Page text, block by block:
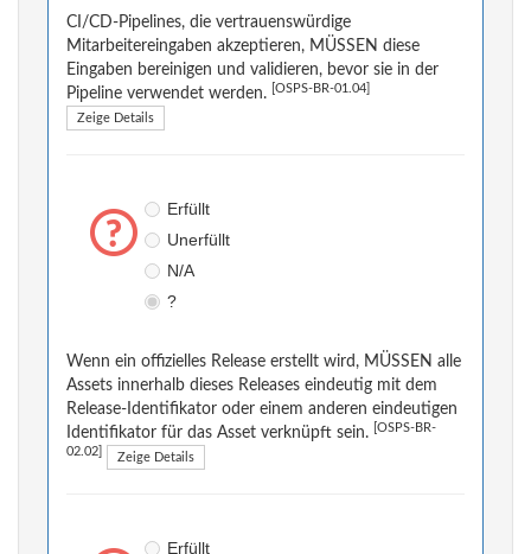
CI/CD-Pipelines, die vertrauenswürdige
Mitarbeitereingaben akzeptieren, MÜSSEN diese
Eingaben bereinigen und validieren, bevor sie in der
Pipeline verwendet werden.
[OSPS-BR-01.04]
Zeige Details
Erfüllt
Unerfüllt
N/A
?
Wenn ein offizielles Release erstellt wird, MÜSSEN alle
Assets innerhalb dieses Releases eindeutig mit dem
Release-Identifikator oder einem anderen eindeutigen
Identifikator für das Asset verknüpft sein.
[OSPS-BR-
02.02] Zeige Details
Erfüllt